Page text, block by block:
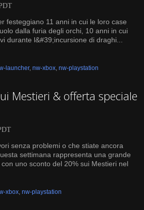
festeggiano 11 anni in cui le loro case
dalla furia degli orchi, 10 anni in cui
durante l&#39;incursione di draghi...
launcher, nw-xbox, nw-playstation
Mestieri & offerta speciale
senza problemi o che stiate ancora
settimana rappresenta una grande
uno sconto del 20% sui Mestieri nel
xbox, nw-playstation